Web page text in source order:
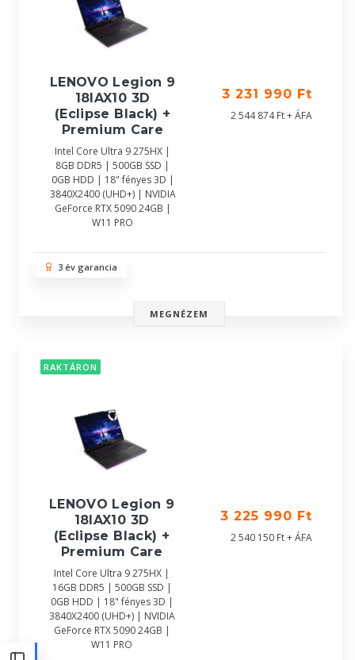
LENOVO Legion 9
18IAX10 3D
(Eclipse Black) +
Premium Care
Intel Core Ultra 9 275HX |
8GB DDR5 | 500GB SSD |
0GB HDD | 18" fényes 3D |
3840X2400 (UHD+) | NVIDIA
GeForce RTX 5090 24GB |
W11 PRO
3 231 990 Ft
2 544 874 Ft + ÁFA
3 év garancia
MEGNÉZEM
RAKTÁRON
LENOVO Legion 9
18IAX10 3D
(Eclipse Black) +
Premium Care
Intel Core Ultra 9 275HX |
16GB DDR5 | 500GB SSD |
0GB HDD | 18" fényes 3D |
3840X2400 (UHD+) | NVIDIA
GeForce RTX 5090 24GB |
W11 PRO
3 225 990 Ft
2 540 150 Ft + ÁFA